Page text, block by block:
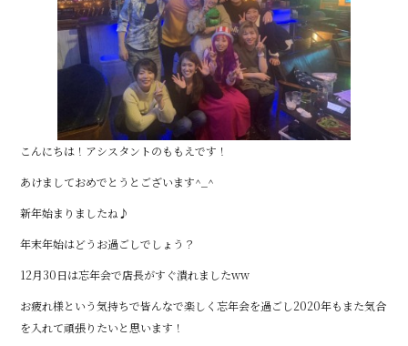
こんにちは！アシスタントのももえです！
あけましておめでとうとございます^_^
新年始まりましたね♪
年末年始はどうお過ごしでしょう？
12月30日は忘年会で店長がすぐ潰れましたww
お疲れ様という気持ちで皆んなで楽しく忘年会を過ごし2020年もまた気合
を入れて頑張りたいと思います！